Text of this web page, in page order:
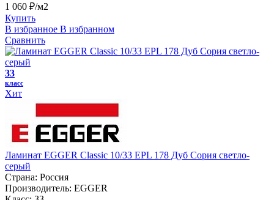
1 060 ₽/м2
Купить
В избранное В избранном
Сравнить
33
класс
Хит
Ламинат EGGER Classic 10/33 EPL 178 Дуб Сория светло-
серый
Страна: Россия
Производитель: EGGER